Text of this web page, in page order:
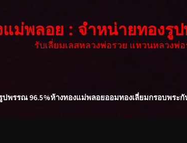
ม่พลอย : จำหน่ายทองรู
รับเลี่ยมเลสหลวงพ่อรวย แหวนหลวงพ่
ปพรรณ 96.5%ห้างทองแม่พลอยออมทองเลี่ยมกรอบพระ